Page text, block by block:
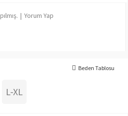
| Yorum Yap
L-XL
Beden Tablosu